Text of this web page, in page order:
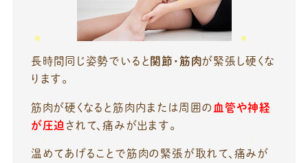
長時間同じ姿勢でいると 関節・筋肉が緊張し硬くな
ります。
筋肉が硬くなると筋肉内または周囲の 血管や神経
が圧迫 されて、痛みが出ます。
温めてあげることで筋肉の緊張が取れて、痛みが